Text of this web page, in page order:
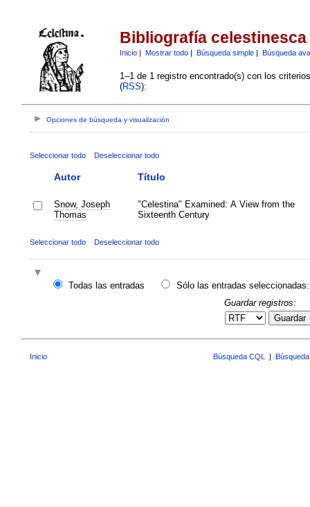
Bibliografía celestinesca
Inicio| Mostrar todo| Búsqueda simple| Búsqueda
1–1 de 1 registro encontrado(s) con los
(RSS):
Opciones de búsqueda y visualización
Seleccionar todo Deseleccionar todo
Autor Título
Snow, Joseph
Thomas
"Celestina" Examined: A View from the
Sixteenth Century
Seleccionar todo Deseleccionar todo
Todas las entradas
Sólo las entradas seleccionadas:
Guardar registros:
Guardar
Inicio Búsqueda CQL